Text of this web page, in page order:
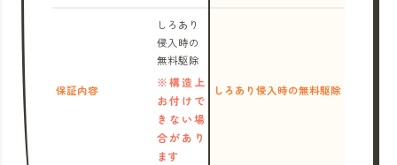
保証内容
しろあり
侵入時の
無料駆除
※構造上
お付けで
きない場
合があり
ます
しろあり侵入時の無料駆除